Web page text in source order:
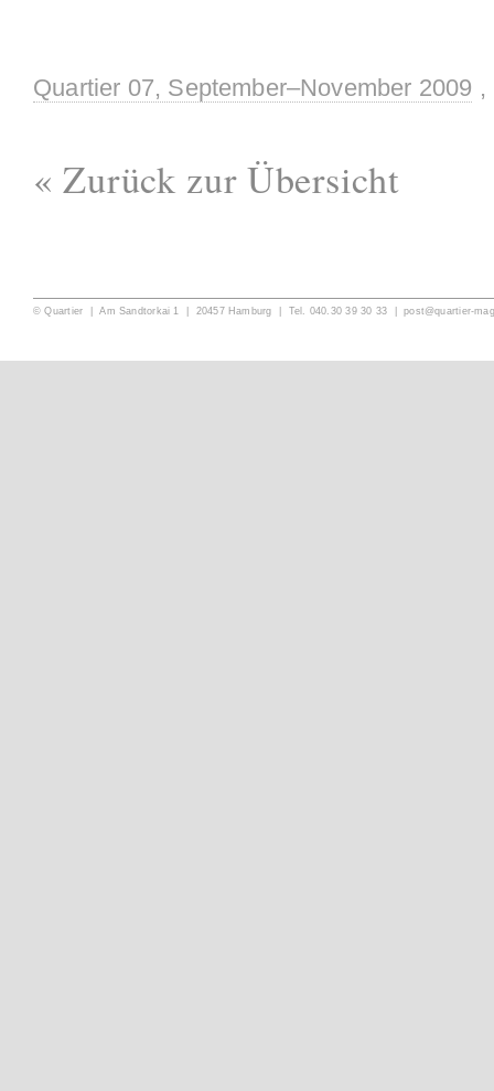
Quartier 07, September–November 2009 ,
« Zurück zur Übersicht
© Quartier | Am Sandtorkai 1 | 20457 Hamburg | Tel. 040.30 39 30 33 |post@quartier-